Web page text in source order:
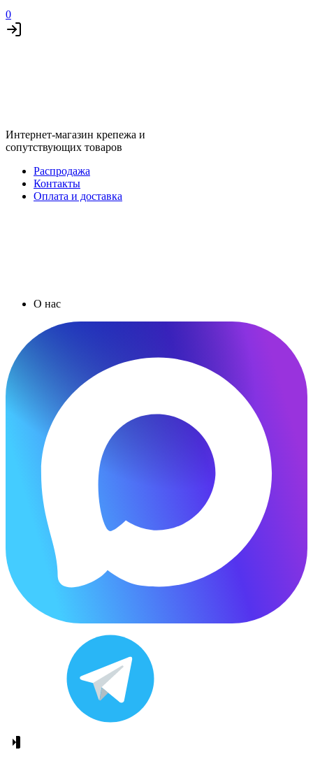
0
Интернет-магазин крепежа и
сопутствующих товаров
Распродажа
Контакты
Оплата и доставка
О нас